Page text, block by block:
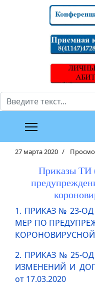
Поиск
27 марта 2020
Приказы ТИ
1. ПРИКАЗ № 23-ОД
МЕР ПО
2. ПРИКАЗ № 25-ОД
ИЗМЕНЕНИЙ И
от 17.03.2020